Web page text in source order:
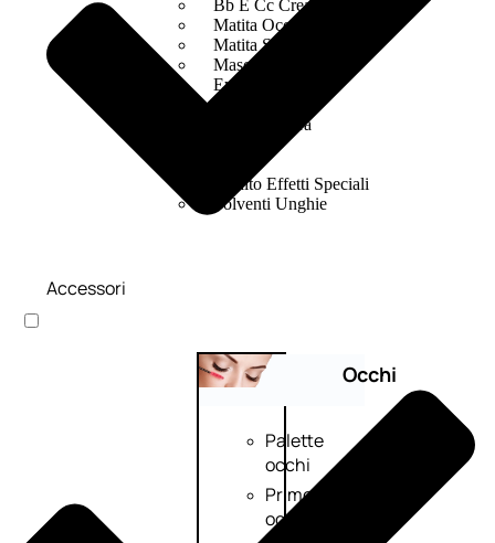
Bb E Cc Cream
Matita Occhi
Matita Sopracciglia
Mascara
Eyeliner
Matita Labbra
Smalto
Smalto Effetti Speciali
Solventi Unghie
Occhi
Palette
occhi
Primer
occhi
Accessori